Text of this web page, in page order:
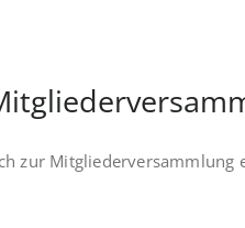
zur Mitgliederversammlung